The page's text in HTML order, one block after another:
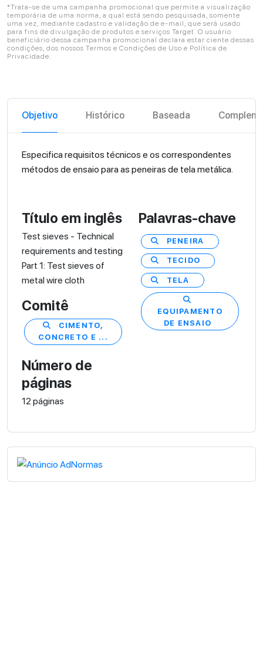
*Trata-se de uma campanha promocional que permite a visualização
temporária de uma norma, a qual está sendo pesquisada, somente
uma vez, mediante cadastro e validação de e-mail, que será usado
para fins de divulgação de produtos e serviços Target. O usuário
beneficiário dessa campanha promocional declara estar ciente dessas
condições, dos nossos Termos e Condições de Uso e Política de
Privacidade.
Objetivo Histórico Baseada
Especifica requisitos técnicos e os correspondentes
métodos de ensaio para as peneiras de tela metálica.
Título em inglês
Test sieves - Technical
requirements and testing
Part 1: Test sieves of
metal wire cloth
Comitê
CIMENTO,
CONCRETO E ...
Número de
páginas
12 páginas
Palavras-chave
PENEIRA
TECIDO
TELA
EQUIPAMENTO
DE ENSAIO